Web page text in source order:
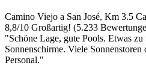
Camino Viejo a San José, Km 3.5
8,8/10 Großartig! (5.233
"Schöne Lage, gute Pools. Etwas
Sonnenschirme. Viele
Personal."